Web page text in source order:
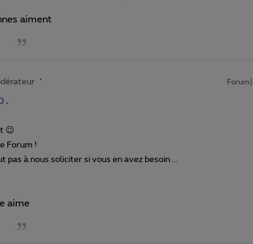
aiment
,
😉
Forum !
pas à nous soliciter si vous en avez besoin ...
aime